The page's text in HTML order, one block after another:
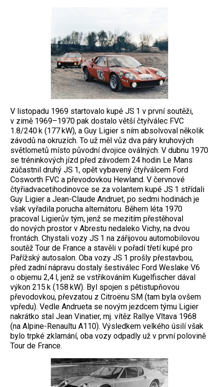
V listopadu 1969 startovalo kupé JS 1 v první soutěži,
v zimě 1969–1970 pak dostalo větší čtyřválec FVC
1.8/240 k (177 kW), a Guy Ligier s ním absolvoval několik
zá­vodů na okruzích. To už měl vůz dva páry kruhových
světlometů místo původní dvojice oválných. V dubnu 1970
se tréninkových jízd před závodem 24 hodin Le Mans
zúčastnil druhý JS 1, opět vybavený čtyřválcem Ford
Cosworth FVC a převodovkou Hewland. V červnové
čtyřiadvacetihodinovce se za volantem kupé JS 1 střídali
Guy Ligier a Jean-Claude Andruet, po sedmi hodinách je
však vyřadila porucha alternátoru. Během léta 1970
pracoval Ligierův tým, jenž se mezitím přestěhoval
do nových prostor v Abrestu ­nedaleko Vichy, na dvou
frontách. Chystali vozy JS 1 na zářijovou automobilovou
soutěž Tour de France a stavěli v pořadí třetí kupé pro
Pařížský autosalon. Oba vozy JS 1 prošly přestavbou,
před zadní nápravu dostaly šesti­válec Ford Weslake V6
o objemu 2,4 l, jenž se vstřikováním Kugelfischer dával
výkon 215 k (158 kW). Byl spojen s pětistupňovou
převodovkou, převzatou z Citroënu SM (tam byla ovšem
vpředu). Vedle Andrueta se novým jezdcem týmu Ligier
nakrátko stal Jean Vinatier, mj. vítěz Rallye Vltava 1968
(na Alpine-Renaultu A110). Výsledkem velkého úsilí však
bylo trpké zklamání, oba vozy odpadly už v první polovině
Tour de France.